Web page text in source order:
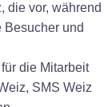
die vor, während
Besucher und
die Mitarbeit
SMS Weiz